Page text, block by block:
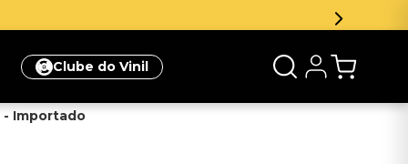
Inscreva-se na
Clube do Vinil
- Importado